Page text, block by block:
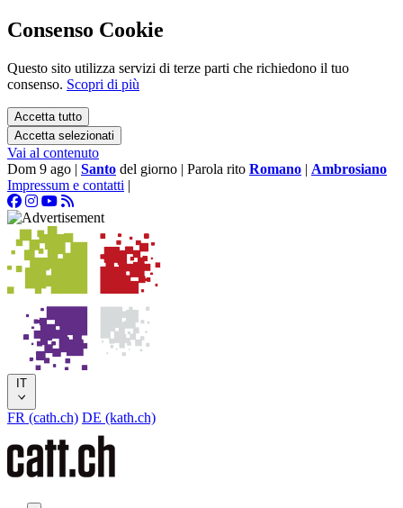
Consenso Cookie
Questo sito utilizza servizi di terze parti che richiedono il tuo
consenso. Scopri di più
Accetta tutto
Accetta selezionati
Vai al contenuto
Dom 9 ago | Santo del giorno | Parola rito Romano | Ambrosiano
Impressum e contatti |
IT
FR (cath.ch) DE (kath.ch)